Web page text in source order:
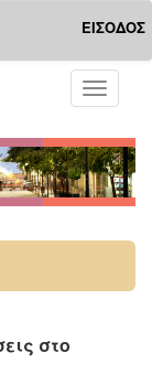
ΕΙΣΟΔΟΣ
Toggle
στο